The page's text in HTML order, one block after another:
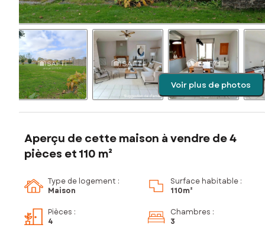
Voir plus de photos
Aperçu de cette maison à vendre de 4
pièces et 110 m²
Type de logement :
Maison
Surface habitable :
110m²
Pièces :
4
Chambres :
3